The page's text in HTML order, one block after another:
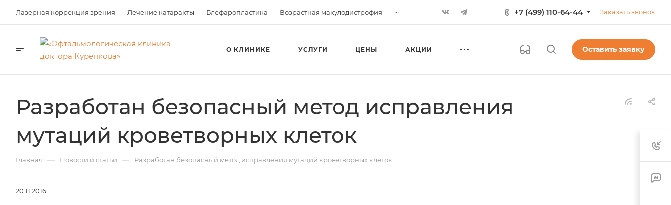
Лазерная коррекция зрения Лечение катаракты Блефаропластика Возрастная макулодистрофия ... +7 (499) 110-64-44 Заказать звонок
О КЛИНИКЕ УСЛУГИ ЦЕНЫ АКЦИИ Оставить заявку
Разработан безопасный метод исправления
мутаций кроветворных клеток
Главная — Новости и статьи — Разработан безопасный метод исправления мутаций кроветворных клеток
20.11.2016